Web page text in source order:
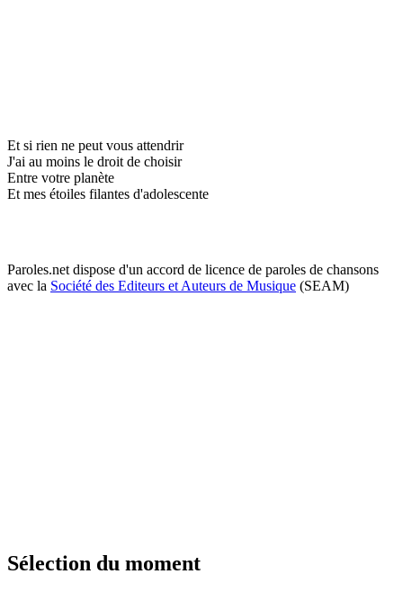
Et si rien ne peut vous attendrir
J'ai au moins le droit de choisir
Entre votre planète
Et mes étoiles filantes d'adolescente
Paroles.net dispose d'un accord de licence de paroles de chansons
avec la Société des Editeurs et Auteurs de Musique (SEAM)
Sélection du moment